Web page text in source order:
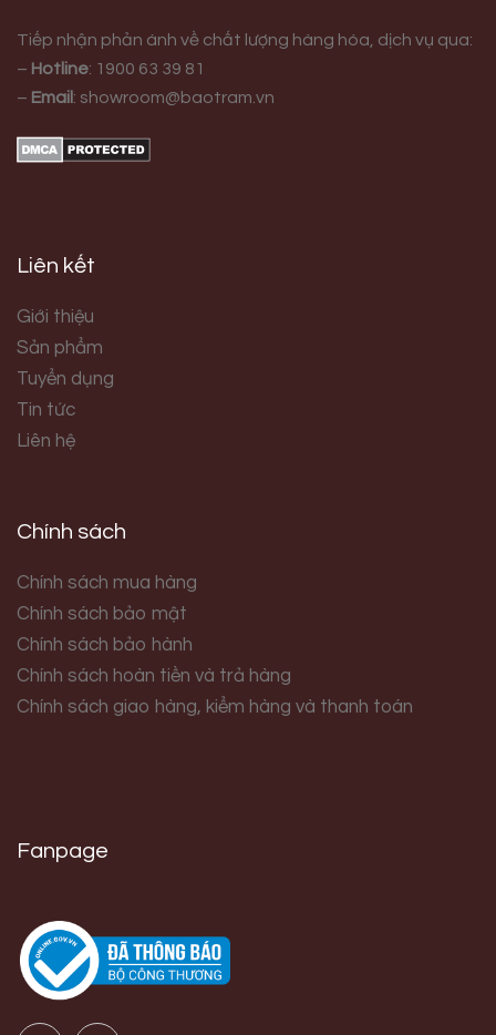
Tiếp nhận phản ánh về chất lượng hàng hóa, dịch vụ qua:
– Hotline: 1900 63 39 81
– Email : showroom@baotram.vn
Liên kết
Giới thiệu
Sản phẩm
Tuyển dụng
Tin tức
Liên hệ
Chính sách
Chính sách mua hàng
Chính sách bảo mật
Chính sách bảo hành
Chính sách hoàn tiền và trả hàng
Chính sách giao hàng, kiểm hàng và thanh toán
Fanpage